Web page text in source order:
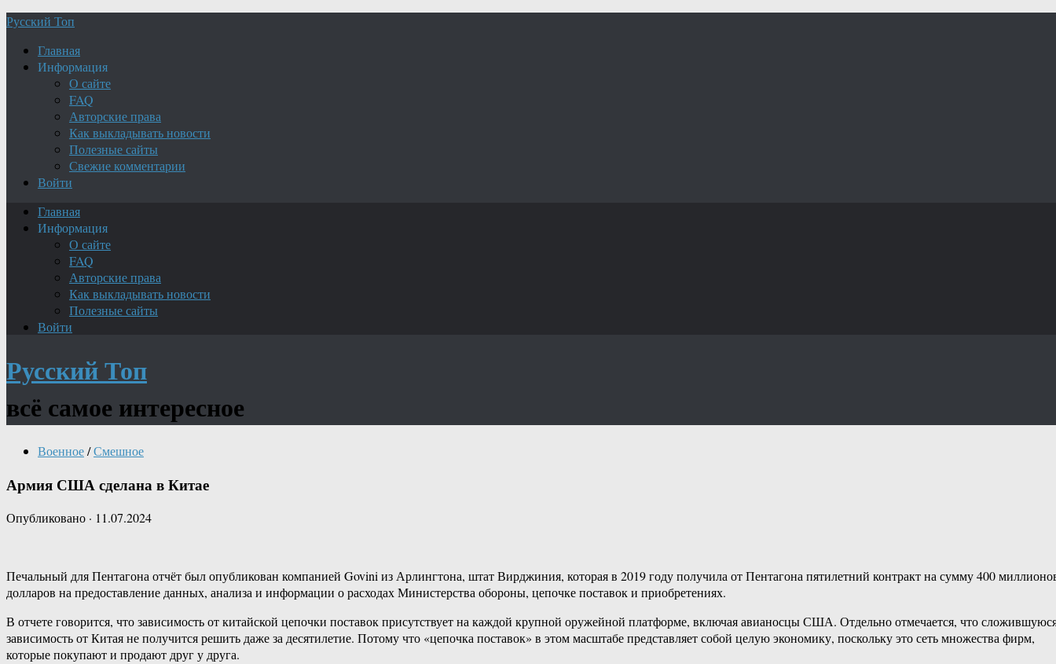
Русский Топ
Главная
Информация
О сайте
FAQ
Авторские права
Как выкладывать новости
Полезные сайты
Свежие комментарии
Войти
Главная
Информация
О сайте
FAQ
Авторские права
Как выкладывать новости
Полезные сайты
Войти
Русский Топ
всё самое интересное
Военное/Смешное
Армия США сделана в Китае
Опубликовано · 11.07.2024
Печальный для Пентагона отчёт был опубликован компанией Govini из Арлингтона, штат Вирджиния, которая в 2019 году получила от Пентагона пятилетний контракт на сумму 400
долларов на предоставление данных, анализа и информации о расходах Министерства обороны, цепочке поставок и приобретениях.
В отчете говорится, что зависимость от китайской цепочки поставок присутствует на каждой крупной оружейной платформе, включая авианосцы США. Отдельно отмечается, что
зависимость от Китая не получится решить даже за десятилетие. Потому что «цепочка поставок» в этом масштабе представляет собой целую экономику, поскольку это сеть множества фирм,
которые покупают и продают друг у друга.